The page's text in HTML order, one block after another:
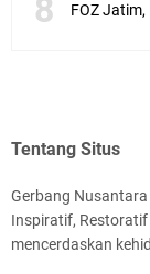
Tentang Situs
Gerbang
Inspiratif,
mencerdaskan